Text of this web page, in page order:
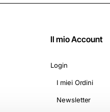
Il mio Account
Login
I miei Ordini
Newsletter